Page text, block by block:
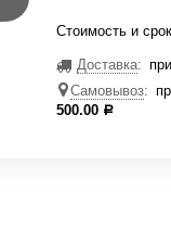
Стоимость и
Доставка:
Самовывоз:
500.00 Р